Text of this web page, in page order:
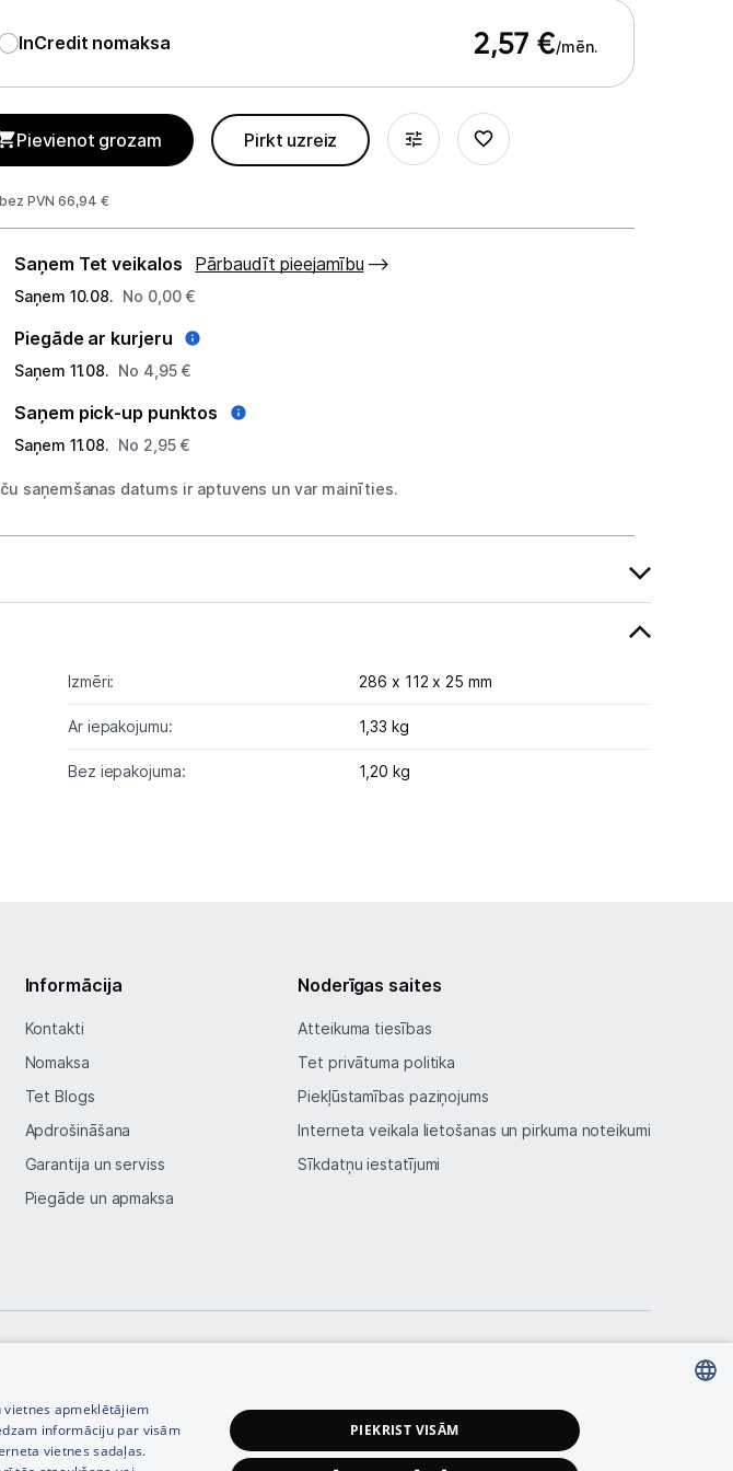
InCredit nomaksa 2,57 €/mēn.
Pievienot grozam Pirkt uzreiz
PVN 66,94 €
Saņem Tet veikalos Pārbaudīt pieejamību
Saņem 10.08. No 0,00 €
Piegāde ar kurjeru
Saņem 11.08. No 4,95 €
Saņem pick-up punktos
Saņem 11.08. No 2,95 €
saņemšanas datums ir aptuvens un var mainīties.
Izmēri: 286 x 112 x 25 mm
Ar iepakojumu: 1,33 kg
Bez iepakojuma: 1,20 kg
Informācija
Kontakti
Nomaksa
Tet Blogs
Apdrošināšana
Garantija un serviss
Piegāde un apmaksa
Noderīgas saites
Atteikuma tiesības
Tet privātuma politika
Piekļūstamības paziņojums
Interneta veikala lietošanas un pirkuma noteikumi
Sīkdatņu iestatījumi
apmeklētājiem
informāciju par visām
vietnes sadaļas.
PIEKRIST VISĀM